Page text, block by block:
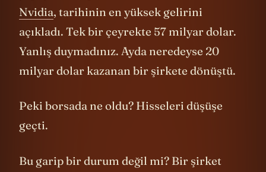
Nvidia, tarihinin en yüksek gelirini
açıkladı. Tek bir çeyrekte 57 milyar dolar.
Yanlış duymadınız. Ayda neredeyse 20
milyar dolar kazanan bir şirkete dönüştü.
Peki borsada ne oldu? Hisseleri düşüşe
geçti.
Bu garip bir durum değil mi? Bir şirket